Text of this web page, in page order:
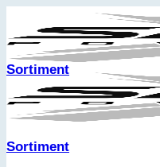
content
Sortiment
Sortiment